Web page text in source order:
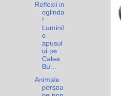
Reflexii in
oglinda
!
Luminil
e
apusul
ui pe
Calea
Bu...
Animale
persoa